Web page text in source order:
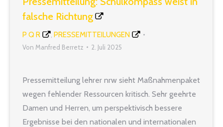
falsche Richtung
P Q R PRESSEMITTEILUNGEN
Von Manfred Berretz 2. Juli 2025
Pressemitteilung lehrer nrw sieht Maßnahmenpaket
wegen fehlender Ressourcen kritisch. Sehr geehrte
Damen und Herren, um perspektivisch bessere
Ergebnisse bei den nationalen und internationalen